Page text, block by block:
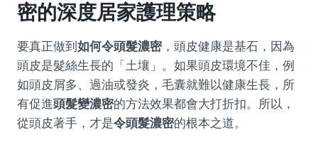
密的深度居家護理策略
要真正做到如何令頭髮濃密，頭皮健康是基石，因為
頭皮是髮絲生長的「土壤」。如果頭皮環境不佳，例
如頭皮屑多、過油或發炎，毛囊就難以健康生長，所
有促進頭髮變濃密的方法效果都會大打折扣。所以，
從頭皮著手，才是令頭髮濃密的根本之道。